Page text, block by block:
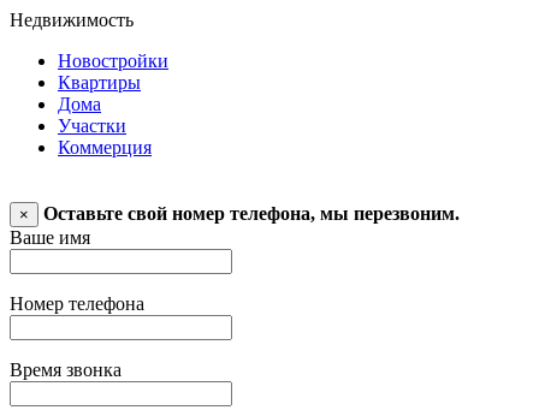
Недвижимость
Новостройки
Квартиры
Дома
Участки
Коммерция
×
Оставьте свой номер телефона, мы перезвоним.
Ваше имя
Номер телефона
Время звонка